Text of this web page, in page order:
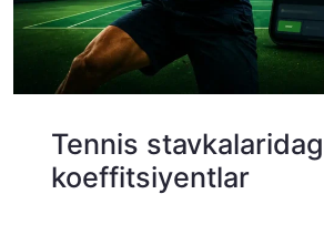
Tennis
koeffitsiyentlar